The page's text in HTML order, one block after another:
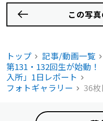
この写
トップ
記事/動画一覧
第131・132回生が始動
入所」1日レポート
フォトギャラリー
36